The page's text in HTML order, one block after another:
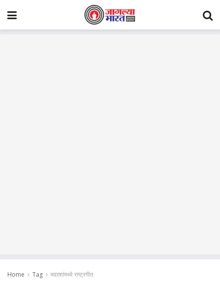
Home Tag मदरशांमध्ये राष्ट्रगीत